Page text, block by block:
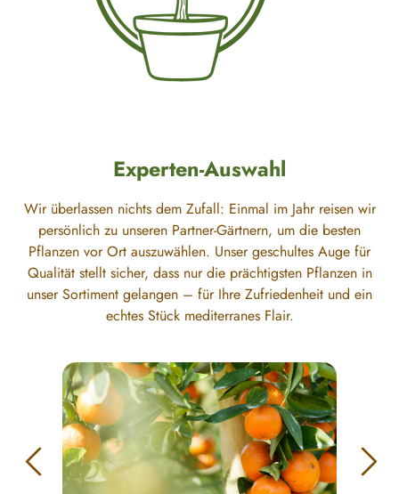
Experten-Auswahl
Wir überlassen nichts dem Zufall: Einmal im Jahr reisen wir
persönlich zu unseren Partner-Gärtnern, um die besten
Pflanzen vor Ort auszuwählen. Unser geschultes Auge für
Qualität stellt sicher, dass nur die prächtigsten Pflanzen in
unser Sortiment gelangen – für Ihre Zufriedenheit und ein
echtes Stück mediterranes Flair.
Bildergalerie überspringen